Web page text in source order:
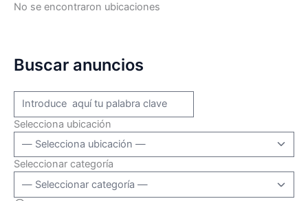
No se encontraron ubicaciones
Buscar anuncios
Selecciona ubicación
Seleccionar categoría